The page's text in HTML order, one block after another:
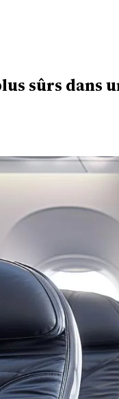
sûrs dans